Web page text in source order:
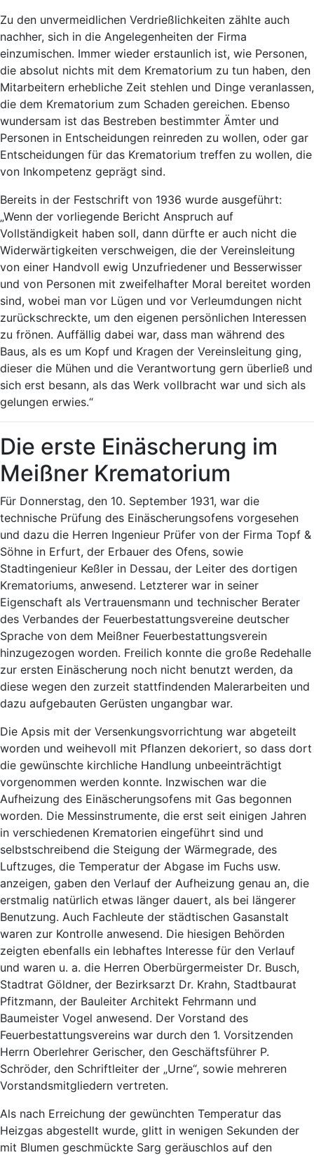
Zu den unvermeidlichen Verdrießlichkeiten zählte auch
nachher, sich in die Angelegenheiten der Firma
einzumischen. Immer wieder erstaunlich ist, wie Personen,
die absolut nichts mit dem Krematorium zu tun haben, den
Mitarbeitern erhebliche Zeit stehlen und Dinge veranlassen,
die dem Krematorium zum Schaden gereichen. Ebenso
wundersam ist das Bestreben bestimmter Ämter und
Personen in Entscheidungen reinreden zu wollen, oder gar
Entscheidungen für das Krematorium treffen zu wollen, die
von Inkompetenz geprägt sind.
Bereits in der Festschrift von 1936 wurde ausgeführt:
„Wenn der vorliegende Bericht Anspruch auf
Vollständigkeit haben soll, dann dürfte er auch nicht die
Widerwärtigkeiten verschweigen, die der Vereinsleitung
von einer Handvoll ewig Unzufriedener und Besserwisser
und von Personen mit zweifelhafter Moral bereitet worden
sind, wobei man vor Lügen und vor Verleumdungen nicht
zurückschreckte, um den eigenen persönlichen Interessen
zu frönen. Auffällig dabei war, dass man während des
Baus, als es um Kopf und Kragen der Vereinsleitung ging,
dieser die Mühen und die Verantwortung gern überließ und
sich erst besann, als das Werk vollbracht war und sich als
gelungen erwies.“
Die erste Einäscherung im
Meißner Krematorium
Für Donnerstag, den 10. September 1931, war die
technische Prüfung des Einäscherungsofens vorgesehen
und dazu die Herren Ingenieur Prüfer von der Firma Topf &
Söhne in Erfurt, der Erbauer des Ofens, sowie
Stadtingenieur Keßler in Dessau, der Leiter des dortigen
Krematoriums, anwesend. Letzterer war in seiner
Eigenschaft als Vertrauensmann und technischer Berater
des Verbandes der Feuerbestattungsvereine deutscher
Sprache von dem Meißner Feuerbestattungsverein
hinzugezogen worden. Freilich konnte die große Redehalle
zur ersten Einäscherung noch nicht benutzt werden, da
diese wegen den zurzeit stattfindenden Malerarbeiten und
dazu aufgebauten Gerüsten ungangbar war.
Die Apsis mit der Versenkungsvorrichtung war abgeteilt
worden und weihevoll mit Pflanzen dekoriert, so dass dort
die gewünschte kirchliche Handlung unbeeinträchtigt
vorgenommen werden konnte. Inzwischen war die
Aufheizung des Einäscherungsofens mit Gas begonnen
worden. Die Messinstrumente, die erst seit einigen Jahren
in verschiedenen Krematorien eingeführt sind und
selbstschreibend die Steigung der Wärmegrade, des
Luftzuges, die Temperatur der Abgase im Fuchs usw.
anzeigen, gaben den Verlauf der Aufheizung genau an, die
erstmalig natürlich etwas länger dauert, als bei längerer
Benutzung. Auch Fachleute der städtischen Gasanstalt
waren zur Kontrolle anwesend. Die hiesigen Behörden
zeigten ebenfalls ein lebhaftes Interesse für den Verlauf
und waren u. a. die Herren Oberbürgermeister Dr. Busch,
Stadtrat Göldner, der Bezirksarzt Dr. Krahn, Stadtbaurat
Pfitzmann, der Bauleiter Architekt Fehrmann und
Baumeister Vogel anwesend. Der Vorstand des
Feuerbestattungsvereins war durch den 1. Vorsitzenden
Herrn Oberlehrer Gerischer, den Geschäftsführer P.
Schröder, den Schriftleiter der „Urne“, sowie mehreren
Vorstandsmitgliedern vertreten.
Als nach Erreichung der gewünchten Temperatur das
Heizgas abgestellt wurde, glitt in wenigen Sekunden der
mit Blumen geschmückte Sarg geräuschlos auf den